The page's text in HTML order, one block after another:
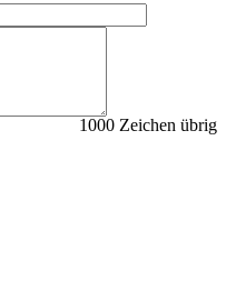
1000 Zeichen übrig